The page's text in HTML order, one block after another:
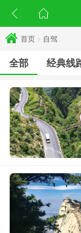
首页 > 自驾
全部 经典线